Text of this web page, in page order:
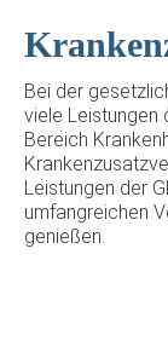
Bei der
viele Leistungen
Bereich
Leistungen der
umfangreichen
genießen.